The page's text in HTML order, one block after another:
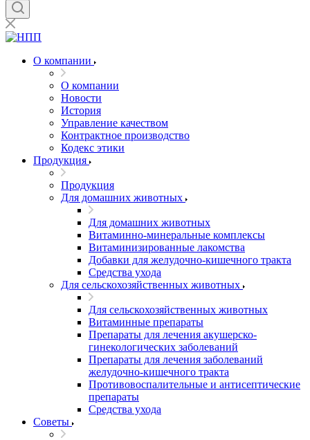
О компании
О компании
Новости
История
Управление качеством
Контрактное производство
Кодекс этики
Продукция
Продукция
Для домашних животных
Для домашних животных
Витаминно-минеральные комплексы
Витаминизированные лакомства
Добавки для желудочно-кишечного тракта
Средства ухода
Для сельскохозяйственных животных
Для сельскохозяйственных животных
Витаминные препараты
Препараты для лечения акушерско-
гинекологических заболеваний
Препараты для лечения заболеваний
желудочно-кишечного тракта
Противовоспалительные и антисептические
препараты
Средства ухода
Советы